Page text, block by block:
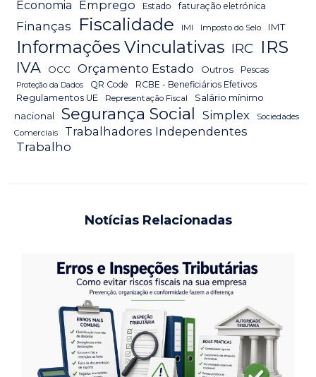
Economia Emprego Estado faturação eletrónica
Finanças Fiscalidade IMI Imposto do Selo IMT
Informações Vinculativas IRC IRS
IVA OCC Orçamento Estado Outros Pescas
Proteção da Dados QR Code
RCBE - Beneficiários Efetivos
Regulamentos UE
Representação Fiscal
Salário mínimo
nacional
Segurança Social Simplex
Sociedades
Comerciais
Trabalhadores Independentes
Trabalho
Notícias Relacionadas